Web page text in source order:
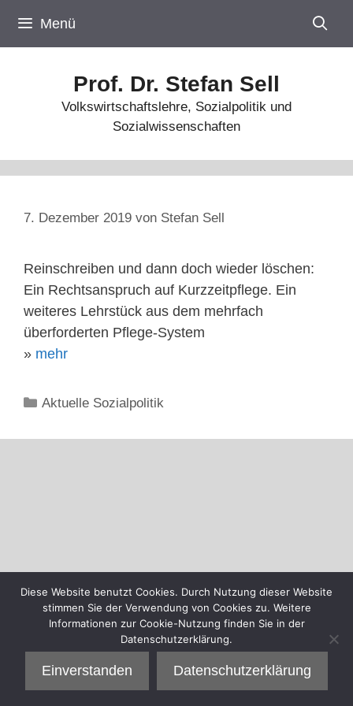
Inhalt
springen
Menü
Prof. Dr. Stefan Sell
Volkswirtschaftslehre, Sozialpolitik und
Sozialwissenschaften
7. Dezember 2019 von Stefan Sell
Reinschreiben und dann doch wieder löschen:
Ein Rechtsanspruch auf Kurzzeitpflege. Ein
weiteres Lehrstück aus dem mehrfach
überforderten Pflege-System
» mehr
Kategorien
Aktuelle Sozialpolitik
Diese Website benutzt Cookies. Durch Nutzung dieser Website
stimmen Sie der Verwendung von Cookies zu. Weitere
Informationen zur Cookie-Nutzung finden Sie in der
Datenschutzerklärung.
Einverstanden Datenschutzerklärung